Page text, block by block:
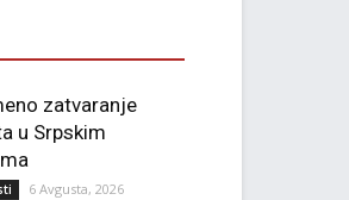
zatvaranje
u Srpskim
6 Avgusta, 2026